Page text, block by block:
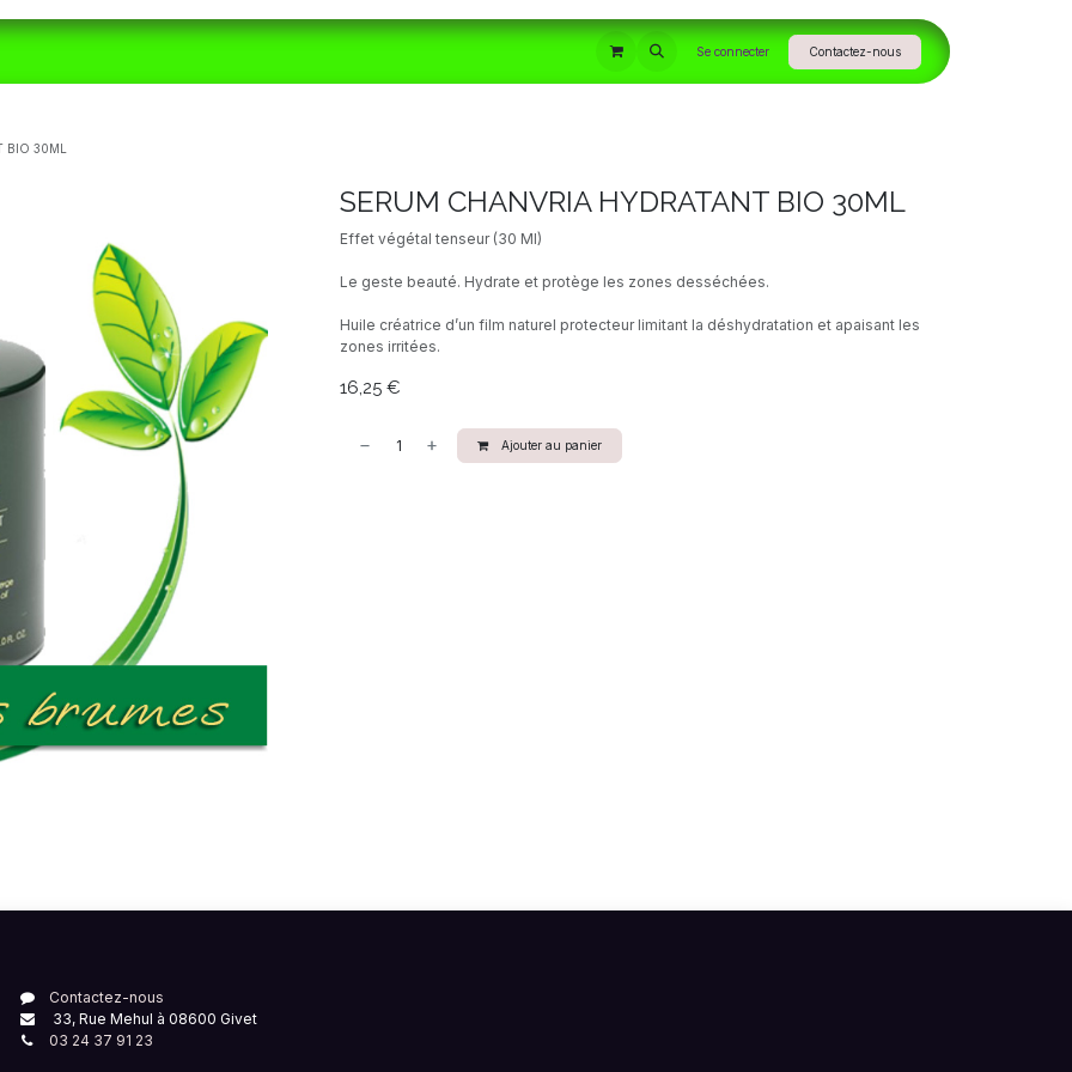
INFORMATIONS Se connecter Contactez-nous
BIO 30ML
SERUM CHANVRIA HYDRATANT BIO 30ML
Effet végétal tenseur (30 Ml)
Le geste beauté. Hydrate et protège les zones desséchées.
Huile créatrice d’un film naturel protecteur limitant la déshydratation et apaisant les
zones irritées.
16,25 €
Ajouter au panier
Contactez-nous
33, Rue Mehul à 08600 Givet
03 24 37 91 23